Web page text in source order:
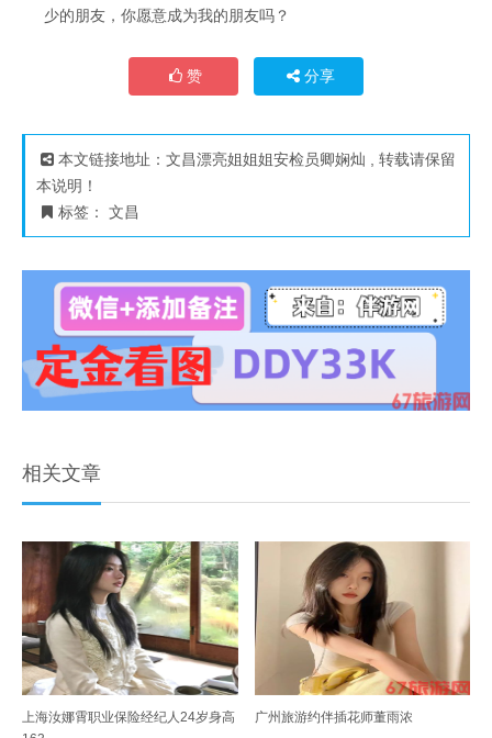
少的朋友，你愿意成为我的朋友吗？
赞 分享
本文链接地址： 文昌漂亮姐姐姐安检员卿娴灿 , 转载请保留
本说明！
标签： 文昌
相关文章
上海汝娜霄职业保险经纪人24岁身高
广州旅游约伴插花师董雨浓